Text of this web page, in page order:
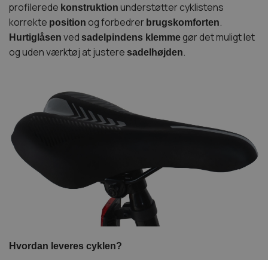
profilerede konstruktion understøtter cyklistens
korrekte position og forbedrer brugskomforten.
Hurtiglåsen ved sadelpindens klemme gør det muligt let
og uden værktøj at justere sadelhøjden.
Hvordan leveres cyklen?